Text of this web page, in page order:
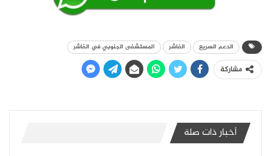
الدعم السريع الفاشر المستشفى الجنوبي في الفاشر
مشاركة
أخبار ذات صلة